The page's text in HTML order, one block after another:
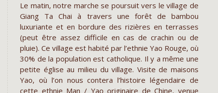
Le matin, notre marche se poursuit vers le village de
Giang Ta Chai à travers une forêt de bambou
luxuriante et en bordure des rizières en terrasses
(peut être assez difficile en cas de crachin ou de
pluie). Ce village est habité par l’ethnie Yao Rouge, où
30% de la population est catholique. Il y a même une
petite église au milieu du village. Visite de maisons
Yao, où l’on nous contera l’histoire légendaire de
cette ethnie Man / Yao originaire de Chine, venue